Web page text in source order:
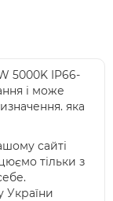
5000K IP66-
і може
яка
сайті
тільки з
України